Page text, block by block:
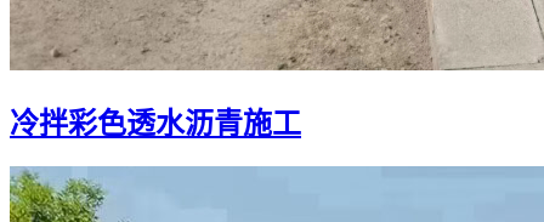
冷拌彩色透水沥青施工